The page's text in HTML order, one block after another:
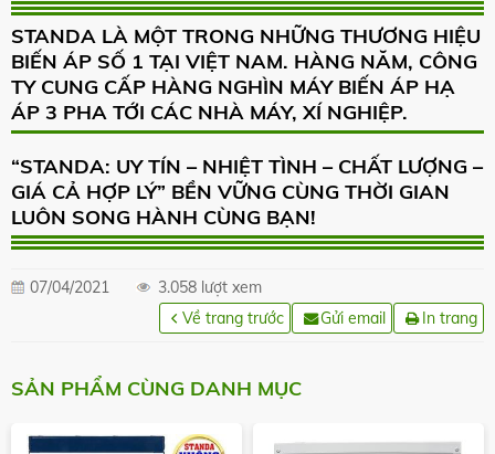
STANDA LÀ MỘT TRONG NHỮNG THƯƠNG HIỆU
BIẾN ÁP SỐ 1 TẠI VIỆT NAM. HÀNG NĂM, CÔNG
TY CUNG CẤP HÀNG NGHÌN MÁY BIẾN ÁP HẠ
ÁP 3 PHA TỚI CÁC NHÀ MÁY, XÍ NGHIỆP.
“STANDA: UY TÍN – NHIỆT TÌNH – CHẤT LƯỢNG –
GIÁ CẢ HỢP LÝ” BỀN VỮNG CÙNG THỜI GIAN
LUÔN SONG HÀNH CÙNG BẠN!
07/04/2021
3.058 lượt xem
Về trang trước
Gửi email In trang
SẢN PHẨM CÙNG DANH MỤC